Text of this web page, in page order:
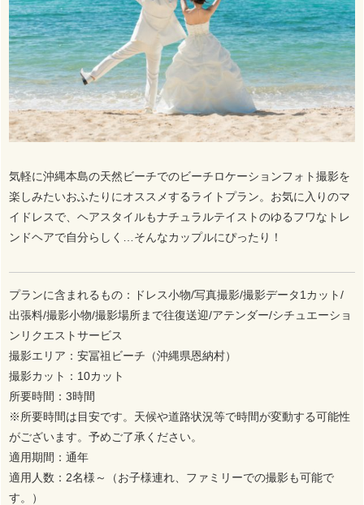
気軽に沖縄本島の天然ビーチでのビーチロケーションフォト撮影を
楽しみたいおふたりにオススメするライトプラン。お気に入りのマ
イドレスで、ヘアスタイルもナチュラルテイストのゆるフワなトレ
ンドヘアで自分らしく…そんなカップルにぴったり！
プランに含まれるもの：ドレス小物/写真撮影/撮影データ1カット/
出張料/撮影小物/撮影場所まで往復送迎/アテンダー/シチュエーショ
ンリクエストサービス
撮影エリア：安冨祖ビーチ（沖縄県恩納村）
撮影カット：10カット
所要時間：3時間
※所要時間は目安です。天候や道路状況等で時間が変動する可能性
がございます。予めご了承ください。
適用期間：通年
適用人数：2名様～（お子様連れ、ファミリーでの撮影も可能で
す。）